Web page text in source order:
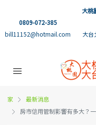
0809-072-385
bill11152@hotmail.com
大桃
大台
家
最新消息
房市信用管制影響有多大？